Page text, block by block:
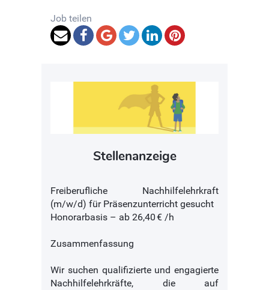
Job teilen
Stellenanzeige
Freiberufliche Nachhilfelehrkraft
(m/w/d) für Präsenzunterricht gesucht
Honorarbasis – ab 26,40 € /h
Zusammenfassung
Wir suchen qualifizierte und engagierte
Nachhilfelehrkräfte, die auf